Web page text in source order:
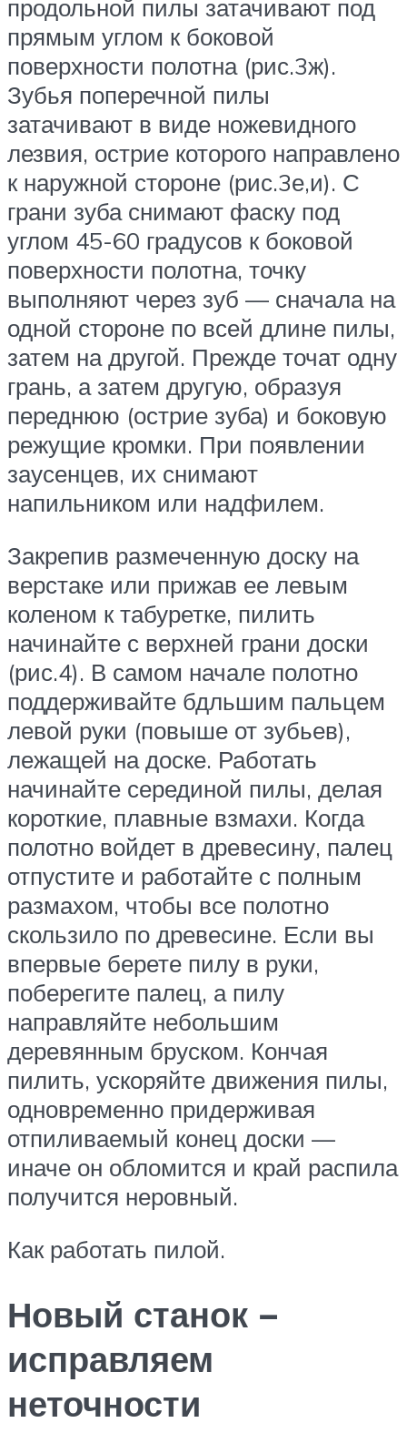
продольной пилы затачивают под
прямым углом к боковой
поверхности полотна (рис.3ж).
Зубья поперечной пилы
затачивают в виде ножевидного
лезвия, острие которого направлено
к наружной стороне (рис.3е,и). С
грани зуба снимают фаску под
углом 45-60 градусов к боковой
поверхности полотна, точку
выполняют через зуб — сначала на
одной стороне по всей длине пилы,
затем на другой. Прежде точат одну
грань, а затем другую, образуя
переднюю (острие зуба) и боковую
режущие кромки. При появлении
заусенцев, их снимают
напильником или надфилем.
Закрепив размеченную доску на
верстаке или прижав ее левым
коленом к табуретке, пилить
начинайте с верхней грани доски
(рис.4). В самом начале полотно
поддерживайте бдльшим пальцем
левой руки (повыше от зубьев),
лежащей на доске. Работать
начинайте серединой пилы, делая
короткие, плавные взмахи. Когда
полотно войдет в древесину, палец
отпустите и работайте с полным
размахом, чтобы все полотно
скользило по древесине. Если вы
впервые берете пилу в руки,
поберегите палец, а пилу
направляйте небольшим
деревянным бруском. Кончая
пилить, ускоряйте движения пилы,
одновременно придерживая
отпиливаемый конец доски —
иначе он обломится и край распила
получится неровный.
Как работать пилой.
Новый станок −
исправляем
неточности